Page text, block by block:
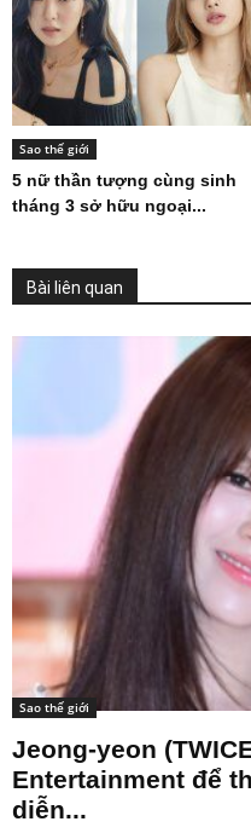
Sao thế giới
5 nữ thần tượng cùng sinh
tháng 3 sở hữu ngoại...
Bài liên quan
Sao thế giới
Jeong-yeon
Entertainment để
diễn...